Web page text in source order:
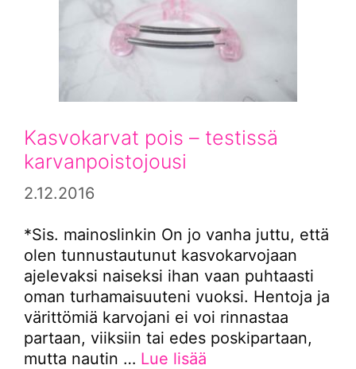
Kasvokarvat pois – testissä
karvanpoistojousi
2.12.2016
*Sis. mainoslinkin On jo vanha juttu, että
olen tunnustautunut kasvokarvojaan
ajelevaksi naiseksi ihan vaan puhtaasti
oman turhamaisuuteni vuoksi. Hentoja ja
värittömiä karvojani ei voi rinnastaa
partaan, viiksiin tai edes poskipartaan,
mutta nautin … Lue lisää